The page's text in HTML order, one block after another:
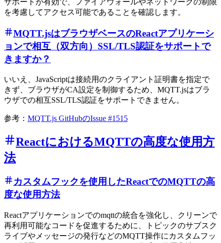
を考慮してアクセス可能であることを確認します。
MQTT.jsはブラウザベースのReactアプリケーシ
ョンで相互（双方向）SSL/TLS認証をサポートで
きますか？
いいえ、JavaScriptは接続用のクライアント証明書を指定で
きず、ブラウザがCA設定を制御するため、MQTT.jsはブラ
ウザでの相互SSL/TLS認証をサポートできません。
参考： MQTT.js GitHubのIssue #1515
ReactにおけるMQTTの高度な使用方
法
カスタムフックを使用したReactでのMQTTの高
度な使用方法
Reactアプリケーションでのmqttの統合を強化し、クリーンで
再利用可能なコードを促進するために、トピックのサブスク
ライブやメッセージの発行などのMQTT操作にカスタムフッ